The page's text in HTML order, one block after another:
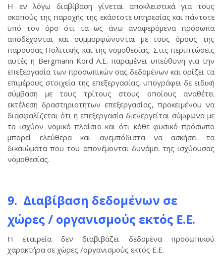
Η εν λόγω διαβίβαση γίνεται αποκλειστικά για τους
σκοπούς της παροχής της εκάστοτε υπηρεσίας και πάντοτε
υπό τον όρο ότι τα ως άνω αναφερόμενα πρόσωπα
αποδέχονται και συμμορφώνονται με τους όρους της
παρούσας Πολιτικής και της νομοθεσίας. Στις περιπτώσεις
αυτές η Bergmann Kord Α.Ε. παραμένει υπεύθυνη για την
επεξεργασία των προσωπικών σας δεδομένων και ορίζει τα
επιμέρους στοιχεία της επεξεργασίας, υπογράφει δε ειδική
σύμβαση με τους τρίτους στους οποίους αναθέτει
εκτέλεση δραστηριοτήτων επεξεργασίας, προκειμένου να
διασφαλίζεται ότι η επεξεργασία διενεργείται σύμφωνα με
το ισχύον νομικό πλαίσιο και ότι κάθε φυσικό πρόσωπο
μπορεί ελεύθερα και ανεμπόδιστα να ασκήσει τα
δικαιώματα που του απονέμονται δυνάμει της ισχύουσας
νομοθεσίας.
9. Διαβίβαση δεδομένων σε
χώρες / οργανισμούς εκτός Ε.Ε.
Η εταιρεία δεν διαβιβάζει δεδομένα προσωπικού
χαρακτήρα σε χώρες /οργανισμούς εκτός Ε.Ε.